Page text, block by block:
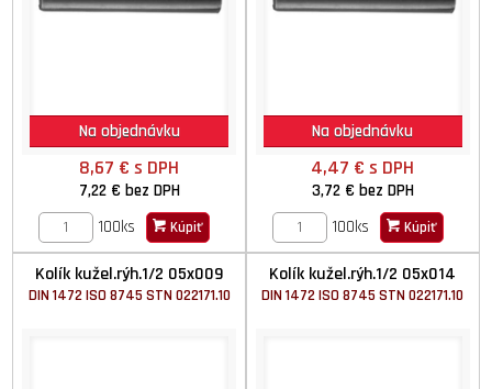
Na objednávku
8,67 €s DPH
7,22 € bez DPH
100ks
Kúpiť
Na objednávku
4,47 €s DPH
3,72 € bez DPH
100ks
Kúpiť
Kolík kužel.rýh.1/2 05x009
DIN 1472 ISO 8745 STN 022171.10
Kolík kužel.rýh.1/2 05x014
DIN 1472 ISO 8745 STN 022171.10